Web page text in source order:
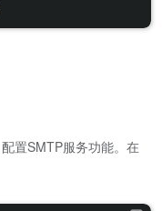
配置SMTP服务功能。在